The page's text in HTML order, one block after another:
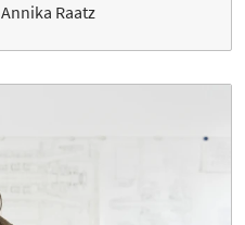
Raatz